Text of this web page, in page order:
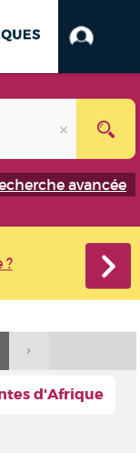
avancée
?
d'Afrique